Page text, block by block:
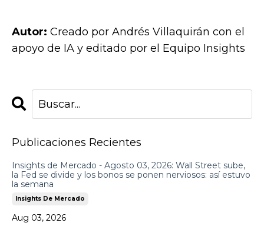
Autor: Creado por Andrés Villaquirán con el
apoyo de IA y editado por el Equipo Insights
Publicaciones Recientes
Insights de Mercado - Agosto 03, 2026: Wall Street sube,
la Fed se divide y los bonos se ponen nerviosos: así estuvo
la semana
Insights De Mercado
Aug 03, 2026